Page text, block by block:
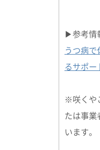
▶参考情
うつ病
るサポー
※咲くや
たは事業
います。